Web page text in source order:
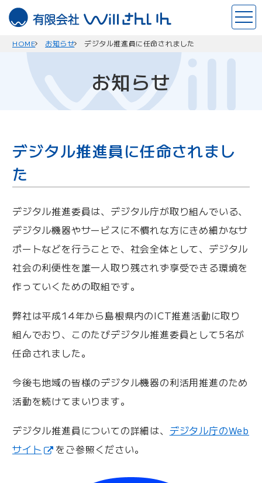
HOME お知らせ デジタル推進員に任命されました
お知らせ
デジタル推進員に任命されまし
た
デジタル推進委員は、デジタル庁が取り組んでいる、
デジタル機器やサービスに不慣れな方にきめ細かなサ
ポートなどを行うことで、社会全体として、デジタル
社会の利便性を誰一人取り残されず享受できる環境を
作っていくための取組です。
弊社は平成14年から島根県内のICT推進活動に取り
組んでおり、このたびデジタル推進委員として5名が
任命されました。
今後も地域の皆様のデジタル機器の利活用推進のため
活動を続けてまいります。
デジタル推進員についての詳細は、 デジタル庁のWeb
サイト
をご参照ください。